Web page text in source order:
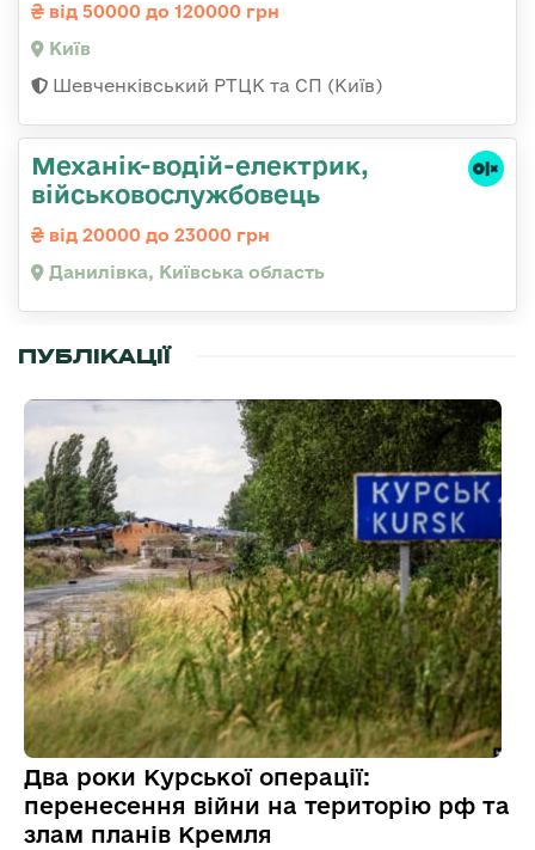
від 50000 до 120000 грн
Київ
Шевченківський РТЦК та СП (Київ)
Механік-водій-електрик,
військовослужбовець
від 20000 до 23000 грн
Данилівка, Київська область
ПУБЛІКАЦІЇ
Два роки Курської операції:
перенесення війни на територію рф та
злам планів Кремля